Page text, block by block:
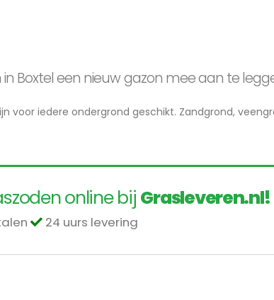
in Boxtel een nieuw gazon mee aan te
voor iedere ondergrond geschikt. Zandgrond,
online bijGrasleveren.nl!
24 uurs levering